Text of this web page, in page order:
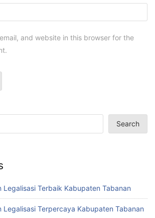
and website in this browser for the
Search
Legalisasi Terbaik Kabupaten Tabanan
Legalisasi Terpercaya Kabupaten Tabanan